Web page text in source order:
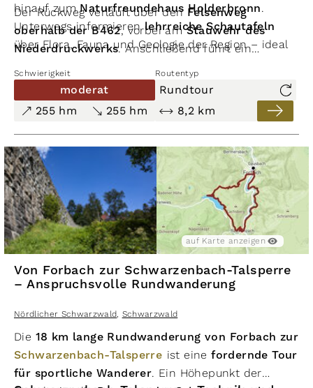
hinauf zumNaturfreundehaus Holderbronn.
Unterwegs informierenlehrreiche Schautafeln
über Flora, Fauna und Geologie der Region – ideal
Der Rückweg verläuft über den Felsenweg
oberhalb der B462, vorbei amStauwehr des
Niederdruckwerks. Anschließend führt ein
Feldweg entlang der Stadtbahntrasse
gegenüberliegenden Talseite zurück nach Forbach.
Die Route verbindetsportliche Elemente
schöne
Aussichtspunkteüber das Murgtal.
Schwierigkeit Routentyp
moderat
Rundtour
255 hm
255 hm 8,2 km
auf Karte anzeigen
Von Forbach zur Schwarzenbach-Talsperre
– Anspruchsvolle Rundwanderung
Nördlicher Schwarzwald Schwarzwald
Die 18 km lange Rundwanderung von Forbach zur
Schwarzenbach-Talsperre ist einefordernde Tour
für sportliche Wanderer. Ein Höhepunkt der